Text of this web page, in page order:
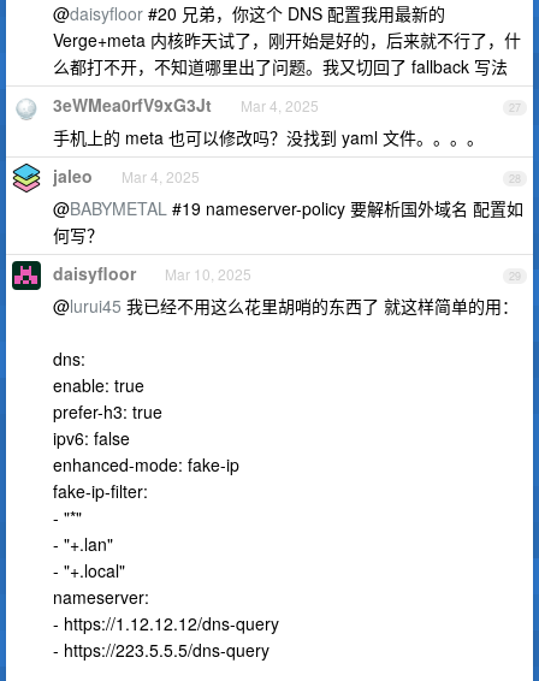
@daisyfloor #20 兄弟，你这个 DNS 配置我用最新的
Verge+meta 内核昨天试了，刚开始是好的，后来就不行了，什
么都打不开，不知道哪里出了问题。我又切回了 fallback 写法
27
3eWMea0rfV9xG3Jt Mar 4, 2025
手机上的 meta 也可以修改吗？没找到 yaml 文件。。。。
28
jaleo Mar 4, 2025
@BABYMETAL #19 nameserver-policy 要解析国外域名 配置如
何写？
29
daisyfloor Mar 10, 2025
@lurui45 我已经不用这么花里胡哨的东西了 就这样简单的用：
dns:
enable: true
prefer-h3: true
ipv6: false
enhanced-mode: fake-ip
fake-ip-filter:
- "*"
- "+.lan"
- "+.local"
nameserver:
- https://1.12.12.12/dns-query
- https://223.5.5.5/dns-query